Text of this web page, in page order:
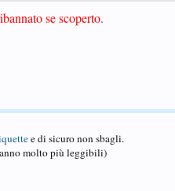
se scoperto.
e di sicuro non sbagli.
molto più leggibili)